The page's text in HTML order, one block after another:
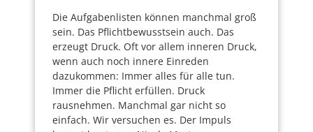
Die Aufgabenlisten können manchmal groß
sein. Das Pflichtbewusstsein auch. Das
erzeugt Druck. Oft vor allem inneren Druck,
wenn auch noch innere Einreden
dazukommen: Immer alles für alle tun.
Immer die Pflicht erfüllen. Druck
rausnehmen. Manchmal gar nicht so
einfach. Wir versuchen es. Der Impuls